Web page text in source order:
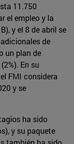
11.750
el empleo y la
y el 8 de abril se
de
un plan de
En su
FMI considera
y se
ha sido
y su paquete